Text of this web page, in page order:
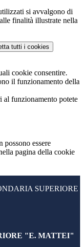
si avvalgono di
finalità illustrate nella
tutti i cookies
cookie consentire.
il funzionamento della
al funzionamento potete
possono essere
pagina della cookie
SUPERIORE
"E. MATTEI"